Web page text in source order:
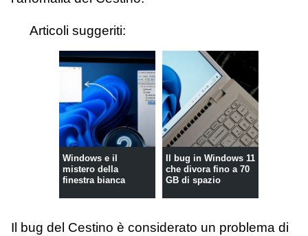
Articoli suggeriti:
Windows e il
mistero della
finestra bianca
Il bug in Windows 11
che divora fino a 70
GB di spazio
Il bug del Cestino è considerato un problema di